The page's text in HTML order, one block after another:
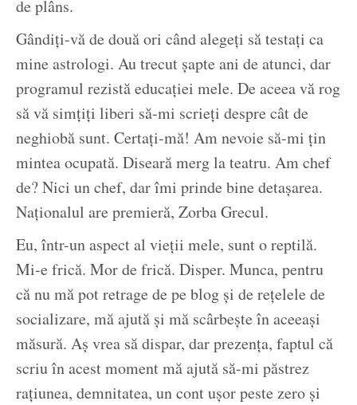
de plâns.
Gândiți-vă de două ori când alegeți să testați ca
mine astrologi. Au trecut șapte ani de atunci, dar
programul rezistă educației mele. De aceea vă rog
să vă simțiți liberi să-mi scrieți despre cât de
neghiobă sunt. Certați-mă! Am nevoie să-mi țin
mintea ocupată. Diseară merg la teatru. Am chef
de? Nici un chef, dar îmi prinde bine detașarea.
Naționalul are premieră, Zorba Grecul.
Eu, într-un aspect al vieții mele, sunt o reptilă.
Mi-e frică. Mor de frică. Disper. Munca, pentru
că nu mă pot retrage de pe blog și de rețelele de
socializare, mă ajută și mă scârbește în aceeași
măsură. Aș vrea să dispar, dar prezența, faptul că
scriu în acest moment mă ajută să-mi păstrez
rațiunea, demnitatea, un cont ușor peste zero și